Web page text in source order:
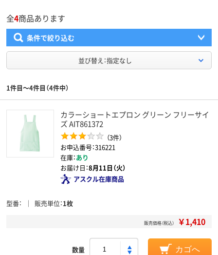
全4商品あります
条件で絞り込む
並び替え：指定なし
1件目～4件目（4件中）
カラーショートエプロン グリーン フリーサイ
ズ AIT861372
（3件）
お申込番号：316221
在庫：あり
お届け日：8月11日（火）
アスクル在庫商品
型番 販売単位 1枚
販売価格（税込） ￥1,410
数量 カゴへ